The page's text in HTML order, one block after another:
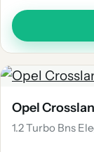
Opel
1.2 Turbo Bns